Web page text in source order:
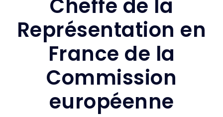
Cheffe de la
Représentation en
France de la
Commission
européenne